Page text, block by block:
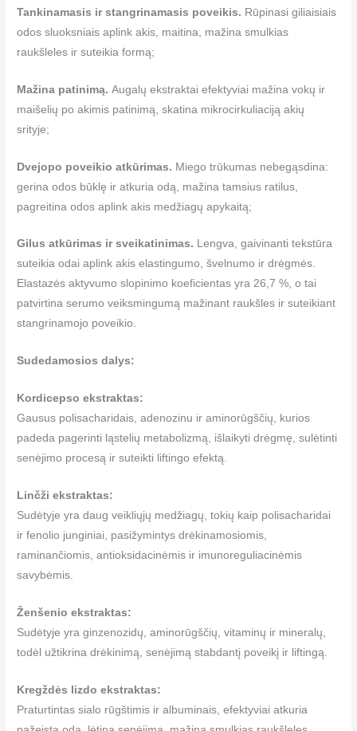
Tankinamasis ir stangrinamasis poveikis. Rūpinasi giliaisiais
odos sluoksniais aplink akis, maitina, mažina smulkias
raukšleles ir suteikia formą;
Mažina patinimą. Augalų ekstraktai efektyviai mažina vokų ir
maišelių po akimis patinimą, skatina mikrocirkuliaciją akių
srityje;
Dvejopo poveikio atkūrimas. Miego trūkumas nebegąsdina:
gerina odos būklę ir atkuria odą, mažina tamsius ratilus,
pagreitina odos aplink akis medžiagų apykaitą;
Gilus atkūrimas ir sveikatinimas. Lengva, gaivinanti tekstūra
suteikia odai aplink akis elastingumo, švelnumo ir drėgmės.
Elastazės aktyvumo slopinimo koeficientas yra 26,7 %, o tai
patvirtina serumo veiksmingumą mažinant raukšles ir suteikiant
stangrinamojo poveikio.
Sudedamosios dalys:
Kordicepso ekstraktas:
Gausus polisacharidais, adenozinu ir aminorūgščių, kurios
padeda pagerinti ląstelių metabolizmą, išlaikyti drėgmę, sulėtinti
senėjimo procesą ir suteikti liftingo efektą.
Linčži ekstraktas:
Sudėtyje yra daug veikliųjų medžiagų, tokių kaip polisacharidai
ir fenolio junginiai, pasižymintys drėkinamosiomis,
raminančiomis, antioksidacinėmis ir imunoreguliacinėmis
savybėmis.
Ženšenio ekstraktas:
Sudėtyje yra ginzenozidų, aminorūgščių, vitaminų ir mineralų,
todėl užtikrina drėkinimą, senėjimą stabdantį poveikį ir liftingą.
Kregždės lizdo ekstraktas:
Praturtintas sialo rūgštimis ir albuminais, efektyviai atkuria